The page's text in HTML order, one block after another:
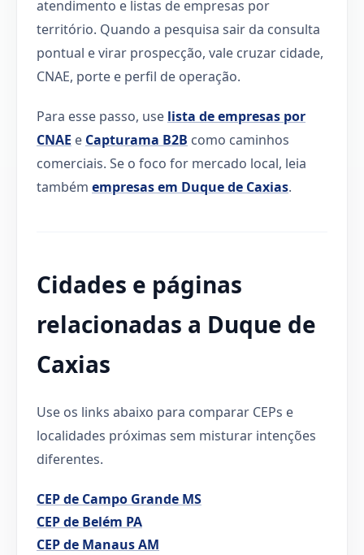
atendimento e listas de empresas por
território. Quando a pesquisa sair da consulta
pontual e virar prospecção, vale cruzar cidade,
CNAE, porte e perfil de operação.
Para esse passo, use lista de empresas por
CNAE e Capturama B2B como caminhos
comerciais. Se o foco for mercado local, leia
também empresas em Duque de Caxias.
Cidades e páginas
relacionadas a Duque de
Caxias
Use os links abaixo para comparar CEPs e
localidades próximas sem misturar intenções
diferentes.
CEP de Campo Grande MS
CEP de Belém PA
CEP de Manaus AM